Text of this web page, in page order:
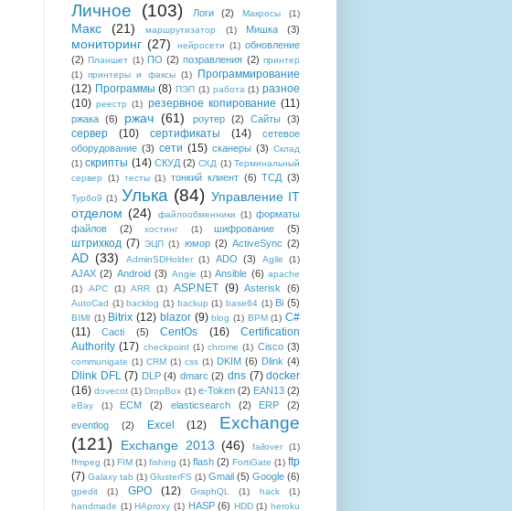
Личное (103) Логи (2) Макросы (1)
Макс (21) маршрутизатор (1) Мишка (3)
мониторинг (27) нейросети (1) обновление
(2) Планшет (1) ПО (2) позравления (2) принтер
(1) принтеры и факсы (1)
Программирование
(12) Программы (8) ПЭП (1) работа (1) разное
(10) реестр (1) резервное копирование (11)
ржака (6) ржач (61) роутер (2) Сайты (3)
сервер (10) сертификаты (14)
сетевое
оборудование (3) сети (15) сканеры (3) Склад
(1) скрипты (14) СКУД (2) СХД (1) Терминальный
сервер
(1) тесты (1) тонкий клиент (6) ТСД (3)
Турбо9 (1) Улька (84) Управление IT
отделом (24) файлообменники (1) форматы
файлов
(2) хостинг (1) шифрование (5)
штрихкод (7) ЭЦП (1) юмор (2) ActiveSync (2)
AD (33) AdminSDHolder (1) ADO (3) Agile (1)
AJAX (2) Android (3) Angie (1) Ansible (6) apache
(1)
APC (1) ARR (1) ASP.NET (9) Asterisk (6)
AutoCad (1) backlog (1) backup (1) base64 (1) Bi (5)
BIMI (1) Bitrix (12) blazor (9) blog (1) BPM (1) C#
(11)
Cacti (5) CentOs (16)
Certification
Authority (17) checkpoint (1) chrome (1) Cisco (3)
communigate (1) CRM (1) css (1) DKIM (6) Dlink (4)
Dlink DFL (7) DLP (4) dmarc (2) dns (7) docker
(16) dovecot (1) DropBox (1) e-Token (2) EAN13 (2)
eBay (1) ECM (2) elasticsearch (2) ERP
(2)
eventlog
(2) Excel (12)
Exchange
(121)
Exchange 2013 (46) failover
(1)
ffmpeg (1) FIM (1) fishing (1) flash (2) FortiGate (1) ftp
(7) Galaxy tab (1) GlusterFS (1) Gmail (5) Google (6)
gpedit (1) GPO (12) GraphQL (1) hack
(1)
handmade (1) HAproxy (1) HASP (6) HDD (1) heroku